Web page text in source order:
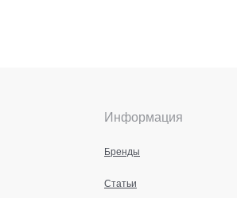
Информация
Бренды
Статьи